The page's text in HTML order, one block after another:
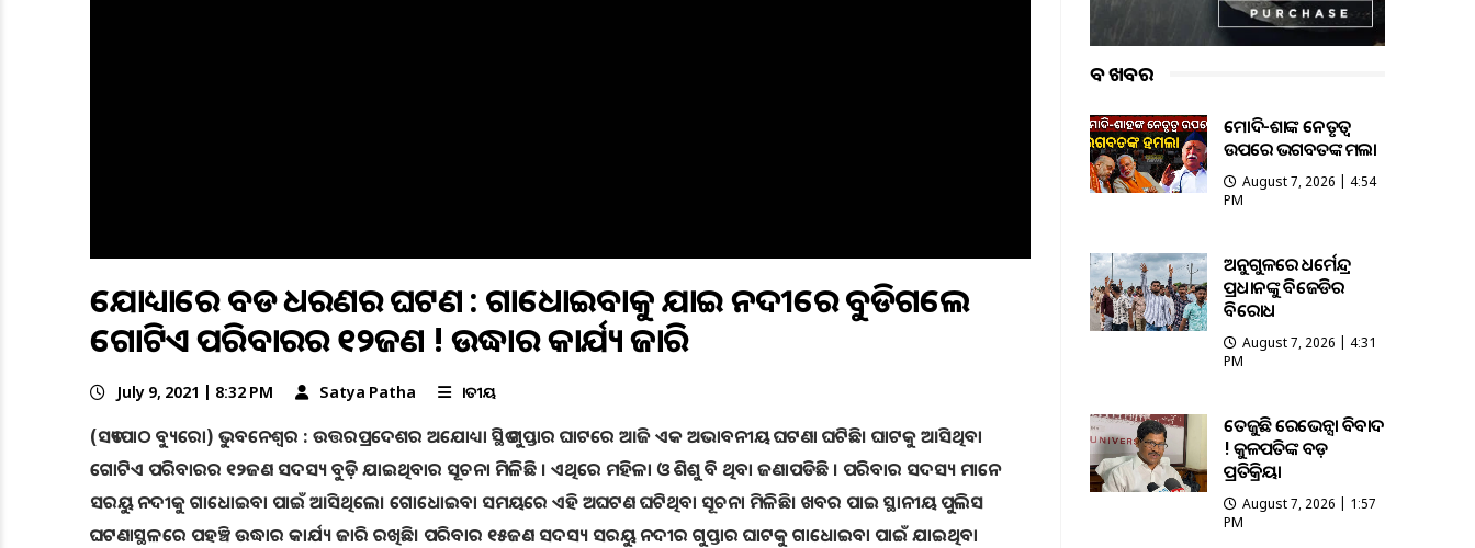
ଅଯୋଧ୍ୟାରେ ବଡ ଧରଣର ଅଘଟଣ : ଗାଧୋଇବାକୁ ଯାଇ ନଦୀରେ ବୁଡିଗଲେ
ଗୋଟିଏ ପରିବାରର ୧୨ଜଣ ! ଉଦ୍ଧାର କାର୍ଯ୍ୟ ଜାରି
July 9, 2021 | 8:32 PM Satya Patha ଜାତୀୟ
(ସତ୍ୟପାଠ ବ୍ୟୁରୋ) ଭୁବନେଶ୍ୱର : ଉତ୍ତରପ୍ରଦେଶର ଅଯୋଧ୍ୟା ସ୍ଥିତ ଗୁପ୍ତାର ଘାଟରେ ଆଜି ଏକ ଅଭାବନୀୟ ଘଟଣା ଘଟିଛି। ଘାଟକୁ ଆସିଥିବା
ଗୋଟିଏ ପରିବାରର ୧୨ଜଣ ସଦସ୍ୟ ବୁଡ଼ି ଯାଇଥିବାର ସୂଚନା ମିଳିଛି । ଏଥିରେ ମହିଳା ଓ ଶିଶୁ ବି ଥିବା ଜଣାପଡିଛି । ପରିବାର ସଦସ୍ୟ ମାନେ
ସରୟୁ ନଦୀକୁ ଗାଧୋଇବା ପାଇଁ ଆସିଥିଲେ। ଗୋଧୋଇବା ସମୟରେ ଏହି ଅଘଟଣ ଘଟିଥିବା ସୂଚନା ମିଳିଛି। ଖବର ପାଇ ସ୍ଥାନୀୟ ପୁଲିସ
ଘଟଣାସ୍ଥଳରେ ପହଞ୍ଚି ଉଦ୍ଧାର କାର୍ଯ୍ୟ ଜାରି ରଖିଛି। ପରିବାର ୧୫ଜଣ ସଦସ୍ୟ ସରୟୁ ନଦୀର ଗୁପ୍ତାର ଘାଟକୁ ଗାଧୋଇବା ପାଇଁ ଯାଇଥିବା
ବଡ ଖବର
ମୋଦି-ଶାହଙ୍କ ନେତୃତ୍ୱ
ଉପରେ ଭଗବତଙ୍କ ହମଲା
August 7, 2026 | 4:54
PM
ଅନୁଗୁଳରେ ଧର୍ମେନ୍ଦ୍ର
ପ୍ରଧାନଙ୍କୁ ବିଜେଡିର
ବିରୋଧ
August 7, 2026 | 4:31
PM
ତେଜୁଛି ରେଭେନ୍ସା ବିବାଦ
! କୁଳପତିଙ୍କ ବଡ଼
ପ୍ରତିକ୍ରିୟା
August 7, 2026 | 1:57
PM